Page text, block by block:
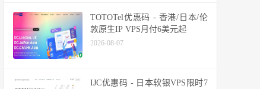
TOTOTel优惠码 - 香港/日本/伦
敦原生IP VPS月付6美元起
2026-08-07
IJC优惠码 - 日本软银VPS限时7